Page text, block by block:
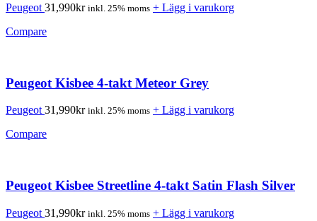
Peugeot 31,990kr inkl. 25% moms + Lägg i varukorg
Compare
Peugeot Kisbee 4-takt Meteor Grey
Peugeot 31,990kr inkl. 25% moms + Lägg i varukorg
Compare
Peugeot Kisbee Streetline 4-takt Satin Flash Silver
Peugeot 31,990kr inkl. 25% moms + Lägg i varukorg